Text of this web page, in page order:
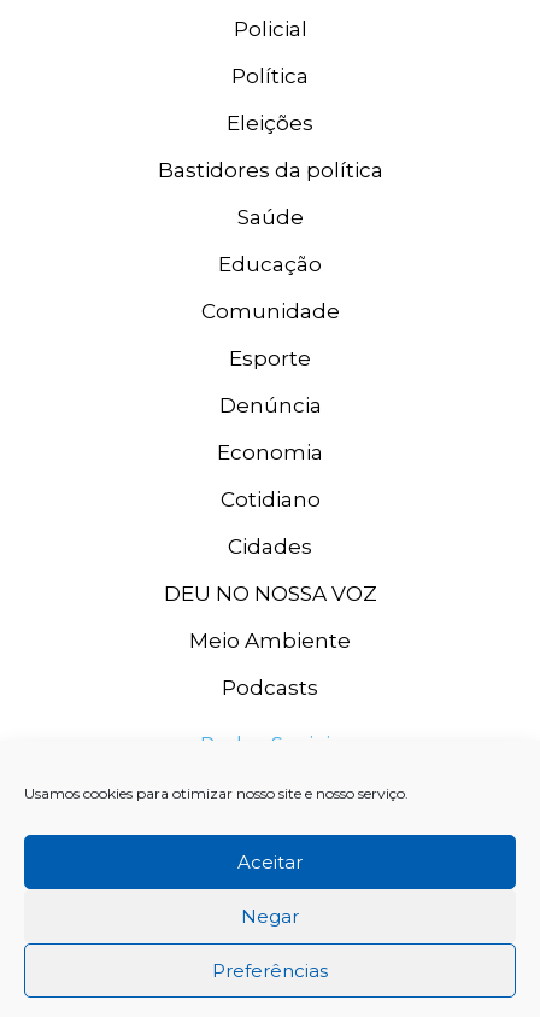
Usamos cookies para otimizar nosso site e nosso serviço.
Aceitar
Negar
Preferências
Policial
Política
Eleições
Bastidores da política
Saúde
Educação
Comunidade
Esporte
Denúncia
Economia
Cotidiano
Cidades
DEU NO NOSSA VOZ
Meio Ambiente
Podcasts
Redes Sociais